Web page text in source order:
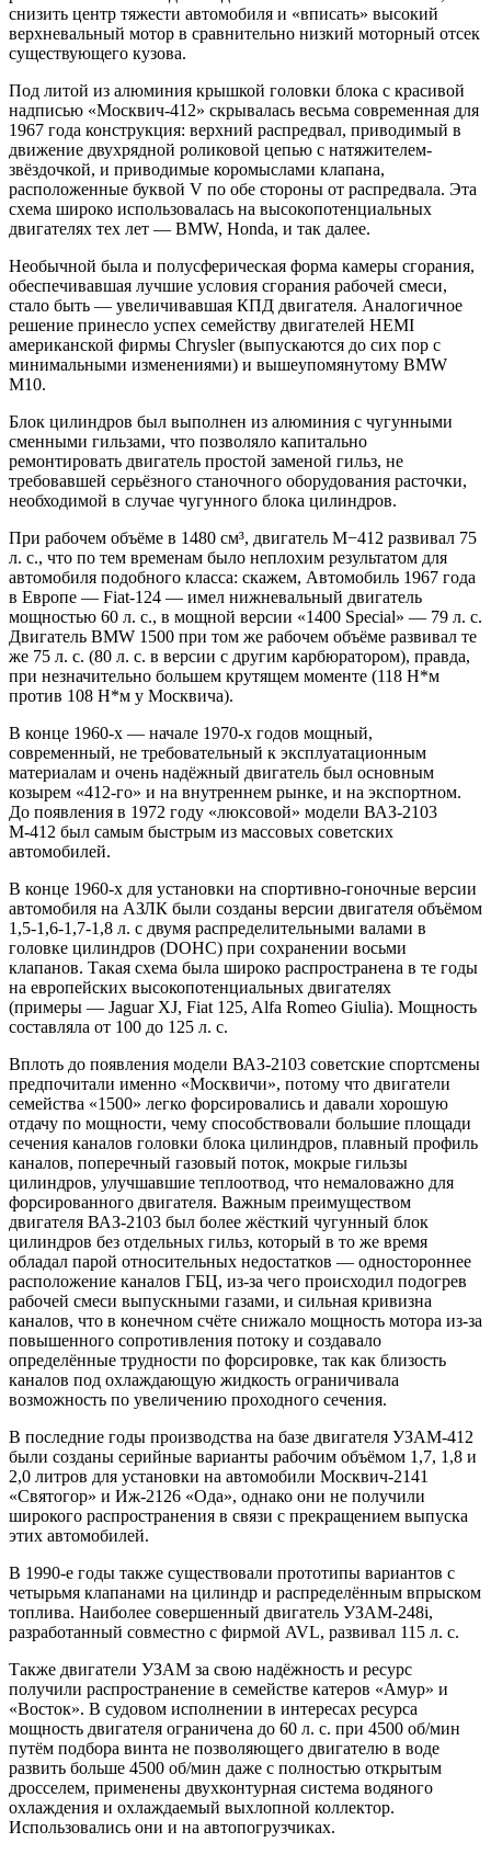
снизить центр тяжести автомобиля и «вписать» высокий
верхневальный мотор в сравнительно низкий моторный отсек
существующего кузова.
Под литой из алюминия крышкой головки блока с красивой
надписью «Москвич-412» скрывалась весьма современная для
1967 года конструкция: верхний распредвал, приводимый в
движение двухрядной роликовой цепью с натяжителем-
звёздочкой, и приводимые коромыслами клапана,
расположенные буквой V по обе стороны от распредвала. Эта
схема широко использовалась на высокопотенциальных
двигателях тех лет — BMW, Honda, и так далее.
Необычной была и полусферическая форма камеры сгорания,
обеспечивавшая лучшие условия сгорания рабочей смеси,
стало быть — увеличивавшая КПД двигателя. Аналогичное
решение принесло успех семейству двигателей HEMI
американской фирмы Chrysler (выпускаются до сих пор с
минимальными изменениями) и вышеупомянутому BMW
M10.
Блок цилиндров был выполнен из алюминия с чугунными
сменными гильзами, что позволяло капитально
ремонтировать двигатель простой заменой гильз, не
требовавшей серьёзного станочного оборудования расточки,
необходимой в случае чугунного блока цилиндров.
При рабочем объёме в 1480 см³, двигатель М−412 развивал 75
л. с., что по тем временам было неплохим результатом для
автомобиля подобного класса: скажем, Автомобиль 1967 года
в Европе — Fiat-124 — имел нижневальный двигатель
мощностью 60 л. с., в мощной версии «1400 Special» — 79 л. с.
Двигатель BMW 1500 при том же рабочем объёме развивал те
же 75 л. с. (80 л. с. в версии с другим карбюратором), правда,
при незначительно большем крутящем моменте (118 Н*м
против 108 Н*м у Москвича).
В конце 1960-х — начале 1970-х годов мощный,
современный, не требовательный к эксплуатационным
материалам и очень надёжный двигатель был основным
козырем «412-го» и на внутреннем рынке, и на экспортном.
До появления в 1972 году «люксовой» модели ВАЗ-2103
М-412 был самым быстрым из массовых советских
автомобилей.
В конце 1960-х для установки на спортивно-гоночные версии
автомобиля на АЗЛК были созданы версии двигателя объёмом
1,5-1,6-1,7-1,8 л. с двумя распределительными валами в
головке цилиндров (DOHC) при сохранении восьми
клапанов. Такая схема была широко распространена в те годы
на европейских высокопотенциальных двигателях
(примеры — Jaguar XJ, Fiat 125, Alfa Romeo Giulia). Мощность
составляла от 100 до 125 л. с.
Вплоть до появления модели ВАЗ-2103 советские спортсмены
предпочитали именно «Москвичи», потому что двигатели
семейства «1500» легко форсировались и давали хорошую
отдачу по мощности, чему способствовали большие площади
сечения каналов головки блока цилиндров, плавный профиль
каналов, поперечный газовый поток, мокрые гильзы
цилиндров, улучшавшие теплоотвод, что немаловажно для
форсированного двигателя. Важным преимуществом
двигателя ВАЗ-2103 был более жёсткий чугунный блок
цилиндров без отдельных гильз, который в то же время
обладал парой относительных недостатков — одностороннее
расположение каналов ГБЦ, из-за чего происходил подогрев
рабочей смеси выпускными газами, и сильная кривизна
каналов, что в конечном счёте снижало мощность мотора из-за
повышенного сопротивления потоку и создавало
определённые трудности по форсировке, так как близость
каналов под охлаждающую жидкость ограничивала
возможность по увеличению проходного сечения.
В последние годы производства на базе двигателя УЗАМ-412
были созданы серийные варианты рабочим объёмом 1,7, 1,8 и
2,0 литров для установки на автомобили Москвич-2141
«Святогор» и Иж-2126 «Ода», однако они не получили
широкого распространения в связи с прекращением выпуска
этих автомобилей.
В 1990-е годы также существовали прототипы вариантов с
четырьмя клапанами на цилиндр и распределённым впрыском
топлива. Наиболее совершенный двигатель УЗАМ-248i,
разработанный совместно с фирмой AVL, развивал 115 л. с.
Также двигатели УЗАМ за свою надёжность и ресурс
получили распространение в семействе катеров «Амур» и
«Восток». В судовом исполнении в интересах ресурса
мощность двигателя ограничена до 60 л. с. при 4500 об/мин
путём подбора винта не позволяющего двигателю в воде
развить больше 4500 об/мин даже с полностью открытым
дросселем, применены двухконтурная система водяного
охлаждения и охлаждаемый выхлопной коллектор.
Использовались они и на автопогрузчиках.